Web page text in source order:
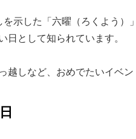
示した「六曜（ろくよう
日として知られています。
越しなど、おめでたいイベ